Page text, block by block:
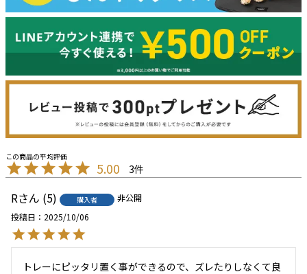
5.00 3
R 5 購入者
非公開
投稿日
2025/10/06
トレーにピッタリ置く事ができるので、ズレたりしなくて良